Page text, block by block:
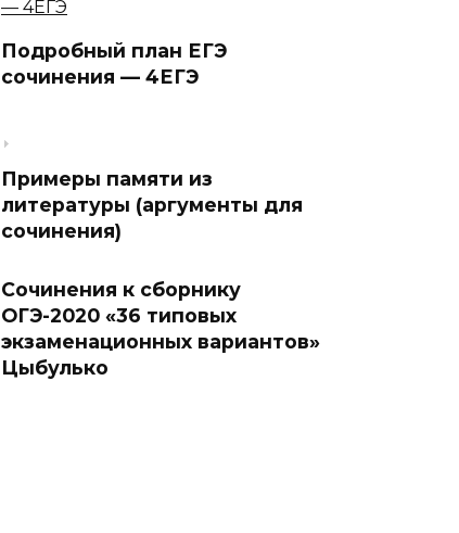
Подробный план ЕГЭ
сочинения — 4ЕГЭ
Примеры памяти из
литературы (аргументы для
сочинения)
Сочинения к сборнику
ОГЭ-2020 «36 типовых
экзаменационных вариантов»
Цыбулько